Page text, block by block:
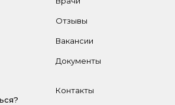
Контакты
Отзывы
Документы
Вакансии